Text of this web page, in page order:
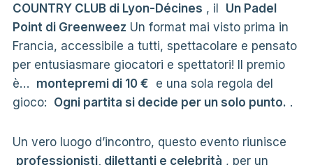
COUNTRY CLUB di Lyon-Décines , il Un Padel
Point di Greenweez Un format mai visto prima in
Francia, accessibile a tutti, spettacolare e pensato
per entusiasmare giocatori e spettatori! Il premio
è… montepremi di 10 € e una sola regola del
gioco: Ogni partita si decide per un solo punto. .
Un vero luogo d’incontro, questo evento riunisce
professionisti, dilettanti e celebrità , per un